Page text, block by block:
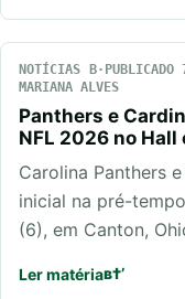
NOTÍCIAS PUBLICADO
MARIANA ALVES
Panthers e
NFL 2026 no Hall
Carolina Panthers
inicial na pré-
(6), em Canton,
Ler matéria